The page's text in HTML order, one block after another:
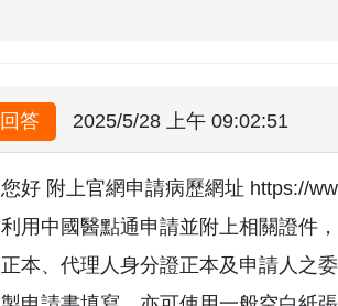
回答 2025/5/28 上午 09:02:51
您好 附上官網申請病歷網址 https://
利用中國醫點通申請並附上相關證件
正本、代理人身分證正本及申請人之